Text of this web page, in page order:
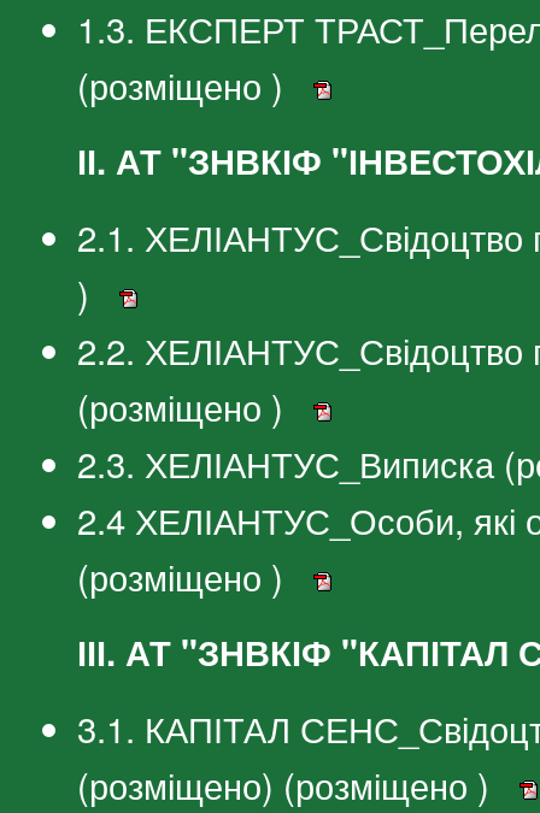
1.3. ЕКСПЕРТ
(розміщено )
ІІ. АТ "ЗНВКІФ
2.1. ХЕЛІАНТУС_Свідоцтво
)
2.2. ХЕЛІАНТУС_Свідоцтво
(розміщено )
2.3. ХЕЛІАНТУС_Виписка
2.4 ХЕЛІАНТУС_Особи, які
(розміщено )
ІІІ. АТ "ЗНВКІФ "КАПІТАЛ
3.1. КАПІТАЛ
(розміщено) (розміщено )